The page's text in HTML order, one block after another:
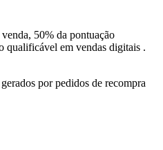
50% da pontuação
qualificável em vendas digitais .
por pedidos de recompra